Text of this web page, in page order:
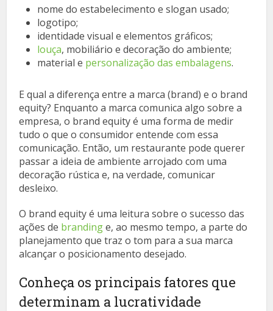
nome do estabelecimento e slogan usado;
logotipo;
identidade visual e elementos gráficos;
louça, mobiliário e decoração do ambiente;
material e personalização das embalagens.
E qual a diferença entre a marca (brand) e o brand
equity? Enquanto a marca comunica algo sobre a
empresa, o brand equity é uma forma de medir
tudo o que o consumidor entende com essa
comunicação. Então, um restaurante pode querer
passar a ideia de ambiente arrojado com uma
decoração rústica e, na verdade, comunicar
desleixo.
O brand equity é uma leitura sobre o sucesso das
ações de brandinge, ao mesmo tempo, a parte do
planejamento que traz o tom para a sua marca
alcançar o posicionamento desejado.
Conheça os principais fatores que
determinam a lucratividade